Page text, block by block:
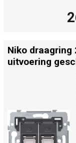
Niko draagring
uitvoering